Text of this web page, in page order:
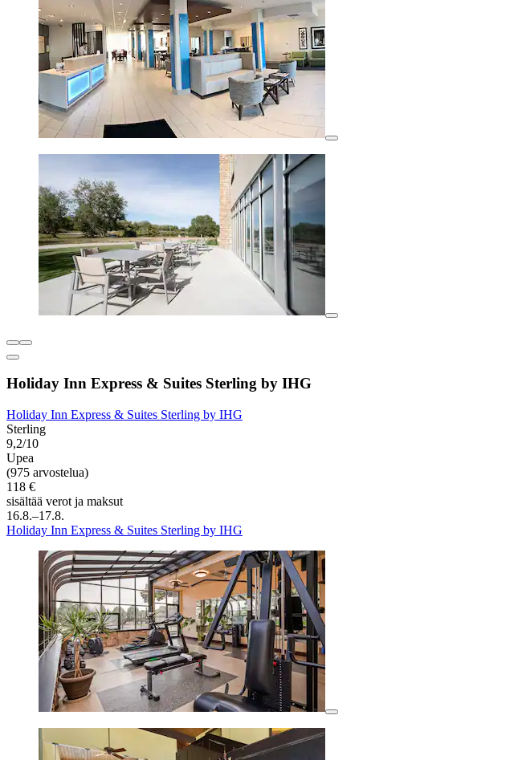
Holiday Inn Express & Suites Sterling by IHG
Holiday Inn Express & Suites Sterling by IHG
Sterling
9,2/10
Upea
(975 arvostelua)
118 €
sisältää verot ja maksut
16.8.–17.8.
Holiday Inn Express & Suites Sterling by IHG